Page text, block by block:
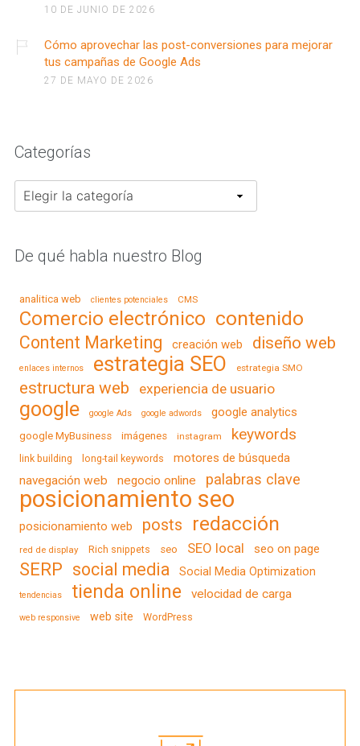
10 DE JUNIO DE 2026
Cómo aprovechar las post-conversiones para mejorar
tus campañas de Google Ads
27 DE MAYO DE 2026
Categorías
Categorías
De qué habla nuestro Blog
analitica web clientes potenciales CMS
Comercio electrónico contenido
Content Marketing creación web diseño web
enlaces internos estrategia SEO estrategia SMO
estructura web experiencia de usuario
google google Ads google adwords google analytics
google MyBusiness imágenes instagram keywords
link building long-tail keywords
motores de búsqueda
navegación web
negocio online palabras clave
posicionamiento seo
posicionamiento web posts redacción
red de display Rich snippets seo SEO local seo on page
SERP social media Social Media Optimization
tendencias tienda online velocidad de carga
web responsive web site WordPress